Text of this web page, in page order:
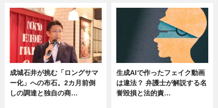
成城石井が挑む「ロングサマ
ー化」への布石。2カ月前倒
しの調達と独自の商…
生成AIで作ったフェイク動画
は違法？ 弁護士が解説する名
誉毀損と法的責…